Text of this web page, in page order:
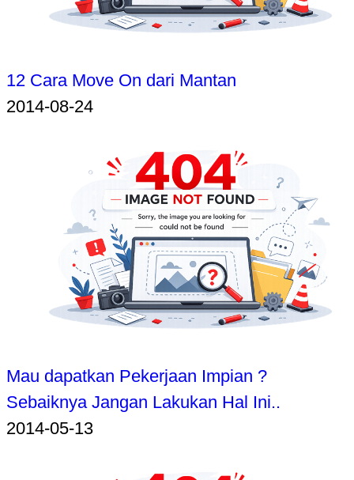
12 Cara Move On dari Mantan
2014-08-24
Mau dapatkan Pekerjaan Impian ?
Sebaiknya Jangan Lakukan Hal Ini..
2014-05-13